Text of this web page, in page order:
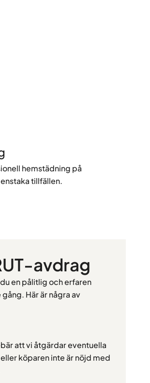
hemstädning på
tillfällen.
avdrag
en pålitlig och erfaren
Här är några av
att vi åtgärdar eventuella
köparen inte är nöjd med